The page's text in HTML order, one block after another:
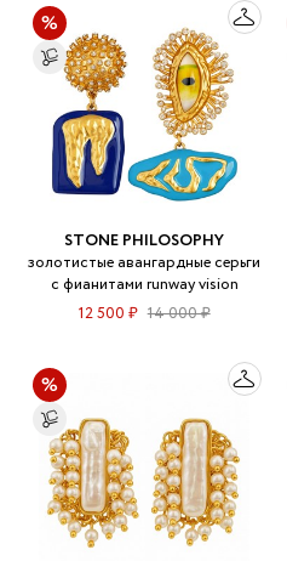
STONE PHILOSOPHY
золотистые авангардные серьги
с фианитами runway vision
12 500 ₽ 14 000 ₽